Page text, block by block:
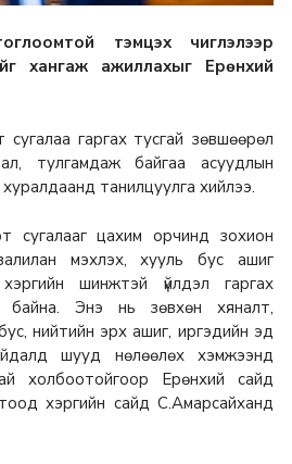
тэмцэх чиглэлээр
хангаж ажиллахыг Ерөнхий
гаргах тусгай зөвшөөрөл
тулгамдаж байгаа асуудлын
танилцуулга хийлээ.
сугалааг цахим орчинд зохион
мэхлэх, хууль бус ашиг
шинжтэй үйлдэл гаргах
байна. Энэ нь зөвхөн хяналт,
нийтийн эрх ашиг, иргэдийн эд
шууд нөлөөлөх хэмжээнд
холбоотойгоор Ерөнхий сайд
хэргийн сайд С.Амарсайханд